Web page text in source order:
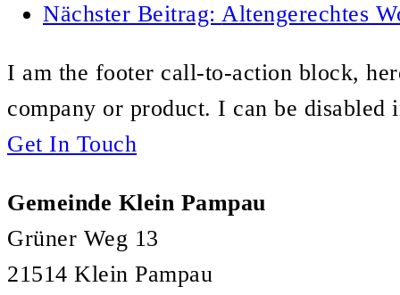
Nächster Beitrag:Altengerechtes
I am the footer call-to-action block,
company or product. I can be disabled
Get In Touch
Gemeinde Klein Pampau
Grüner Weg 13
21514 Klein Pampau